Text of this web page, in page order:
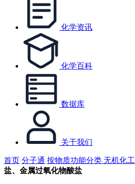
化学资讯
化学百科
数据库
关于我们
首页 分子通 按物质功能分类 无机化工
盐、金属过氧化物酸盐